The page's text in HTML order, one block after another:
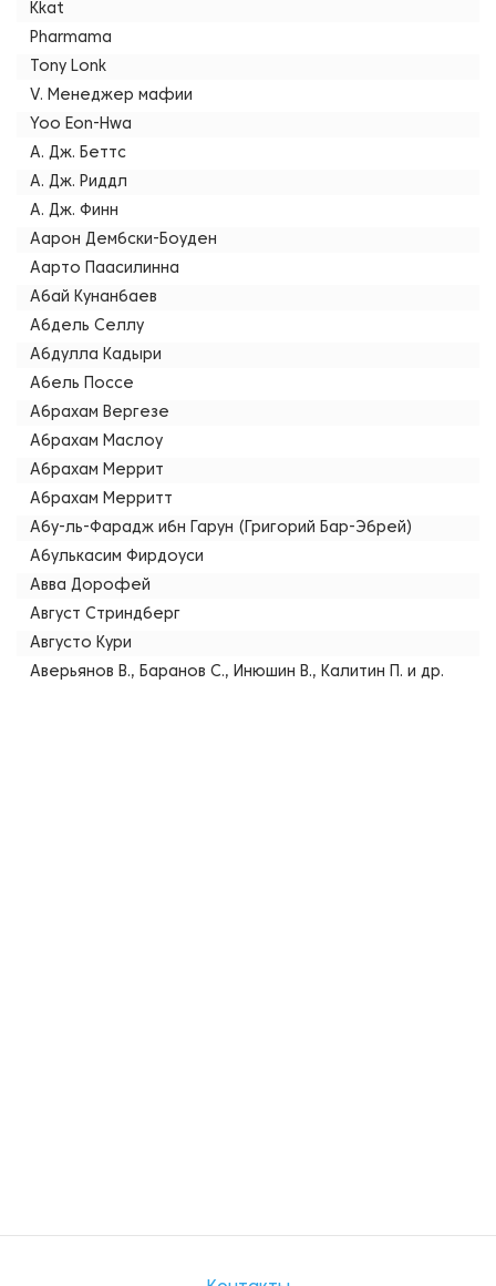
Kkat
Pharmama
Tony Lonk
V. Менеджер мафии
Yoo Eon-Hwa
А. Дж. Беттс
А. Дж. Риддл
А. Дж. Финн
Аарон Дембски-Боуден
Аарто Паасилинна
Абай Кунанбаев
Абдель Селлу
Абдулла Кадыри
Абель Поссе
Абрахам Вергезе
Абрахам Маслоу
Абрахам Меррит
Абрахам Мерритт
Абу-ль-Фарадж ибн Гарун (Григорий Бар-Эбрей)
Абулькасим Фирдоуси
Авва Дорофей
Август Стриндберг
Августо Кури
Аверьянов В., Баранов С., Инюшин В., Калитин П. и др.